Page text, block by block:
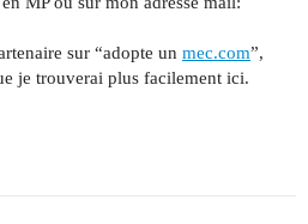
sur “adopte un mec.com”,
je trouverai plus facilement ici.